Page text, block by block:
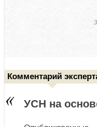
Комментарий
УСН на